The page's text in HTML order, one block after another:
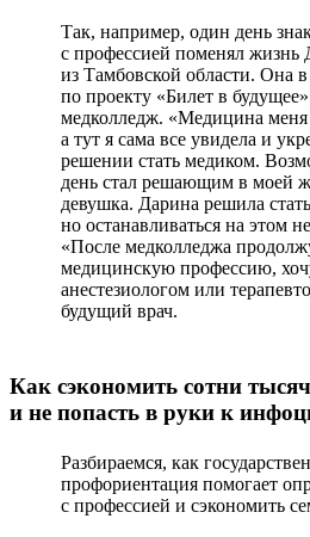
Так, например, один день
с профессией поменял жизнь
из Тамбовской области. Она
по проекту «Билет в
медколледж. «Медицина меня
а тут я сама все увидела и
решении стать медиком.
день стал решающим в моей
девушка. Дарина решила
но останавливаться на этом
«После медколледжа
медицинскую профессию,
анестезиологом или
будущий врач.
Как сэкономить сотни
и не попасть в руки к
Разбираемся, как
профориентация помогает
с профессией и сэкономить